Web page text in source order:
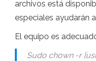
archivos está
especiales ayudarán
El equipo es
Sudo chown -r